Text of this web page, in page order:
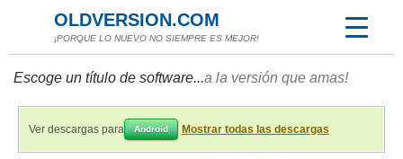
OLDVERSION.COM
¡PORQUE LO NUEVO NO SIEMPRE ES MEJOR!
Escoge un título de software...a la versión que amas!
Ver descargas para Android Mostrar todas las descargas